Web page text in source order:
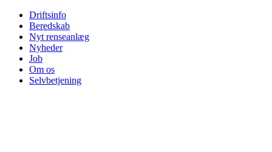
Driftsinfo
Beredskab
Nyt renseanlæg
Nyheder
Job
Om os
Selvbetjening